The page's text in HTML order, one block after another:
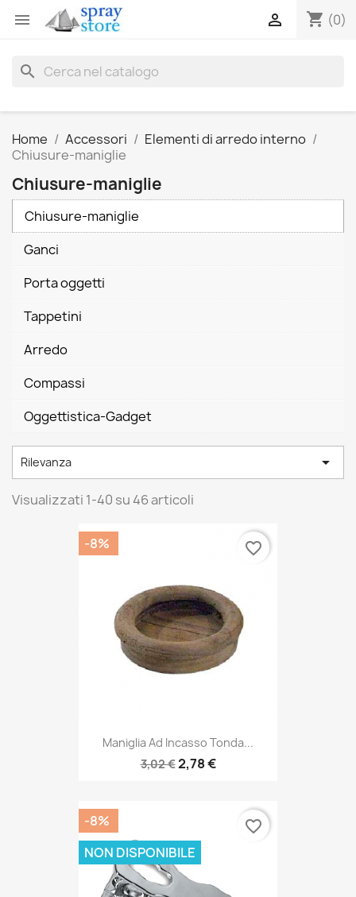
 shopping_cart (0)

search
Home Accessori
Elementi di arredo interno
Chiusure-maniglie
Chiusure-maniglie
Chiusure-maniglie
Ganci
Porta oggetti
Tappetini
Arredo
Compassi
Oggettistica-Gadget
Rilevanza 
Visualizzati 1-40 su 46 articoli
Maniglia Ad Incasso Tonda...
3,02 €2,78 €
-8% favorite_border
-8%
NON DISPONIBILE
favorite_border